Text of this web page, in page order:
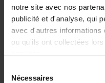
notre site avec nos
publicité et d'analyse, qui
avec d'autres informations
ou qu'ils ont collectées
Nécessaires
€